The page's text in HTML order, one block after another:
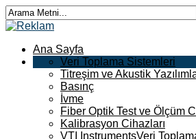
Ana Sayfa
Veri Toplama Sistemleri
Titreşim ve Akustik
Basınç
İvme
Fiber Optik Test ve Ölçüm
Kalibrasyon Cihazları
VTI InstrumentsVeri